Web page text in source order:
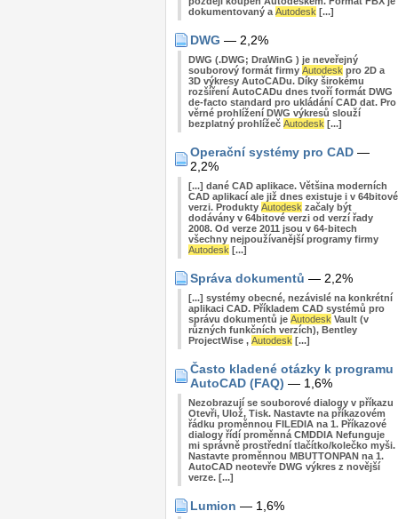
dokumentovaný a Autodesk [...]
DWG — 2,2%
DWG (.DWG; DraWinG ) je neveřejný
souborový formát firmy Autodesk pro 2D a
3D výkresy AutoCADu. Díky širokému
rozšíření AutoCADu dnes tvoří formát DWG
de-facto standard pro ukládání CAD dat. Pro
věrné prohlížení DWG výkresů slouží
bezplatný prohlížeč Autodesk [...]
Operační systémy pro CAD —
2,2%
[...] dané CAD aplikace. Většina moderních
CAD aplikací ale již dnes existuje i v 64bitové
verzi. Produkty Autodesk začaly být
dodávány v 64bitové verzi od verzí řady
2008. Od verze 2011 jsou v 64-bitech
všechny nejpoužívanější programy firmy
Autodesk [...]
Správa dokumentů — 2,2%
[...] systémy obecné, nezávislé na konkrétní
aplikaci CAD. Příkladem CAD systémů pro
správu dokumentů je Autodesk Vault (v
různých funkčních verzích), Bentley
ProjectWise , Autodesk [...]
Často kladené otázky k programu
AutoCAD (FAQ) — 1,6%
Nezobrazují se souborové dialogy v příkazu
Otevři, Ulož, Tisk. Nastavte na příkazovém
řádku proměnnou FILEDIA na 1. Příkazové
dialogy řídí proměnná CMDDIA Nefunguje
mi správně prostřední tlačítko/kolečko myši.
Nastavte proměnnou MBUTTONPAN na 1.
AutoCAD neotevře DWG výkres z novější
verze. [...]
Lumion — 1,6%